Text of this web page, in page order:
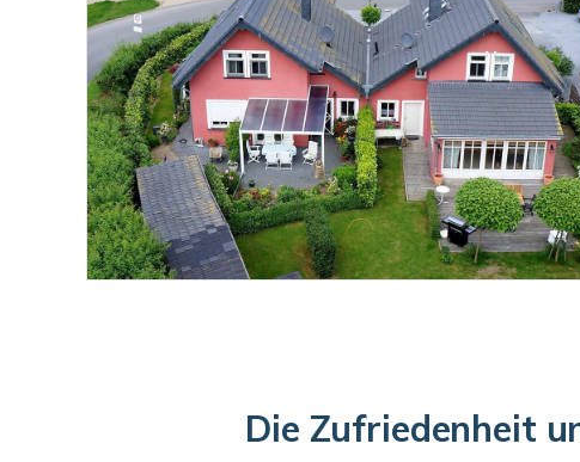
Die Zufriedenheit